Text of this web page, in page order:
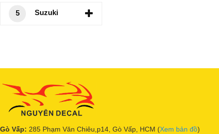
5 Suzuki
Gò Vấp: 285 Phạm Văn Chiêu,p14, Gò Vấp, HCM (Xem bản đồ)